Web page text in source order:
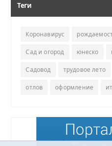
Теги
Коронавирус
Сад и огород юнеско
Садовод трудовое лето
отлов оформление